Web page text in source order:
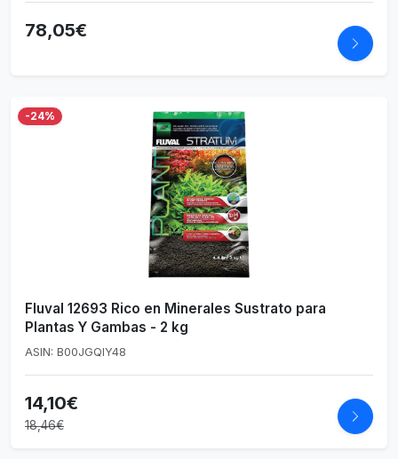
78,05€
-24%
Fluval 12693 Rico en Minerales Sustrato para
Plantas Y Gambas - 2 kg
ASIN: B00JGQIY48
14,10€
18,46€